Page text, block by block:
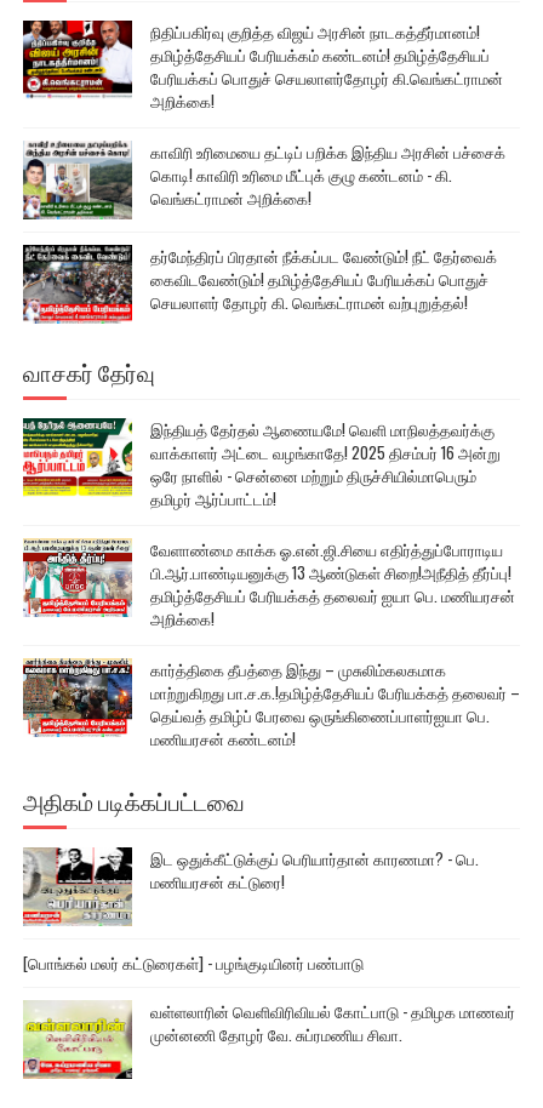
நிதிப்பகிர்வு குறித்த விஜய் அரசின் நாடகத்தீர்மானம்!
தமிழ்த்தேசியப் பேரியக்கம் கண்டனம்! தமிழ்த்தேசியப்
பேரியக்கப் பொதுச் செயலாளர்தோழர் கி.வெங்கட்ராமன்
அறிக்கை!
காவிரி உரிமையை தட்டிப் பறிக்க இந்திய அரசின் பச்சைக்
கொடி! காவிரி உரிமை மீட்புக் குழு கண்டனம் - கி.
வெங்கட்ராமன் அறிக்கை!
தர்மேந்திரப் பிரதான் நீக்கப்பட வேண்டும்! நீட் தேர்வைக்
கைவிடவேண்டும்! தமிழ்த்தேசியப் பேரியக்கப் பொதுச்
செயலாளர் தோழர் கி. வெங்கட்ராமன் வற்புறுத்தல்!
வாசகர் தேர்வு
இந்தியத் தேர்தல் ஆணையமே! வெளி மாநிலத்தவர்க்கு
வாக்காளர் அட்டை வழங்காதே! 2025 திசம்பர் 16 அன்று
ஒரே நாளில் - சென்னை மற்றும் திருச்சியில்மாபெரும்
தமிழர் ஆர்ப்பாட்டம்!
வேளாண்மை காக்க ஓ.என்.ஜி.சியை எதிர்த்துப்போராடிய
பி.ஆர்.பாண்டியனுக்கு 13 ஆண்டுகள் சிறை!அநீதித் தீர்ப்பு!
தமிழ்த்தேசியப் பேரியக்கத் தலைவர் ஐயா பெ. மணியரசன்
அறிக்கை!
கார்த்திகை தீபத்தை இந்து – முசுலிம்கலகமாக
மாற்றுகிறது பா.ச.க.!தமிழ்த்தேசியப் பேரியக்கத் தலைவர் –
தெய்வத் தமிழ்ப் பேரவை ஒருங்கிணைப்பாளர்ஐயா பெ.
மணியரசன் கண்டனம்!
அதிகம் படிக்கப்பட்டவை
இட ஒதுக்கீட்டுக்குப் பெரியார்தான் காரணமா? - பெ.
மணியரசன் கட்டுரை!
[பொங்கல் மலர் கட்டுரைகள்] - பழங்குடியினர் பண்பாடு
வள்ளலாரின் வெளிவிரிவியல் கோட்பாடு - தமிழக மாணவர்
முன்னணி தோழர் வே. சுப்ரமணிய சிவா.